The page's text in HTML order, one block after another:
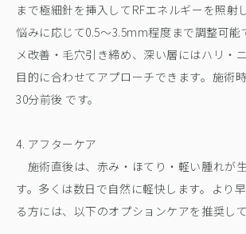
まで極細針を挿入してRFエネルギーを照射
悩みに応じて0.5〜3.5mm程度まで調整可能
メ改善・毛穴引き締め、深い層にはハリ・
目的に合わせてアプローチできます。施術
30分前後 です。
4. アフターケア
施術直後は、赤み・ほてり・軽い腫れが
す。多くは数日で自然に軽快します。より
る方には、以下のオプションケアを推奨して